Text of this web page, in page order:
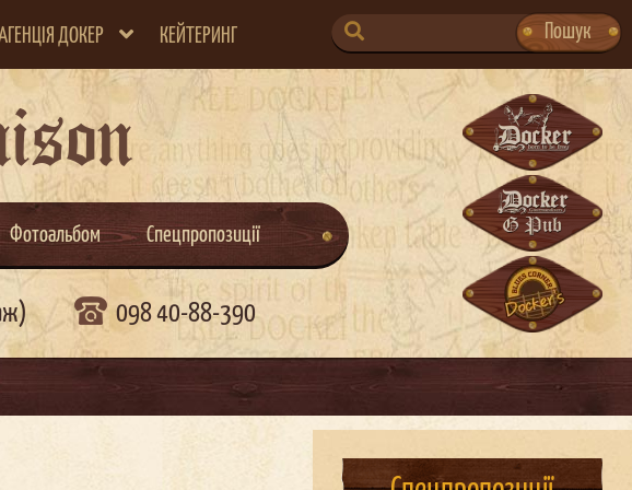
АГЕНЦІЯ ДОКЕР КЕЙТЕРИНГ
SEARCH
FOR:
Пошук
Фотоальбом Спецпропозиції
098 40-88-390